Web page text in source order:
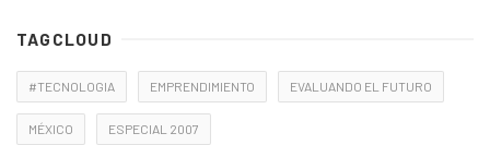
TAGCLOUD
#TECNOLOGIA EMPRENDIMIENTO EVALUANDO EL FUTURO
MÉXICO ESPECIAL 2007